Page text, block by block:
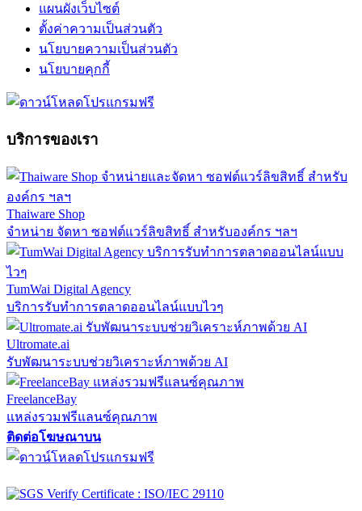
แผนผังเว็บไซต์
ตั้งค่าความเป็นส่วนตัว
นโยบายความเป็นส่วนตัว
นโยบายคุกกี้
บริการของเรา
Thaiware Shop
จำหน่าย จัดหา ซอฟต์แวร์ลิขสิทธิ์ สำหรับองค์กร ฯลฯ
TumWai Digital Agency
บริการรับทำการตลาดออนไลน์แบบไวๆ
Ultromate.ai
รับพัฒนาระบบช่วยวิเคราะห์ภาพด้วย AI
FreelanceBay
แหล่งรวมฟรีแลนซ์คุณภาพ
ติดต่อโฆษณาบน